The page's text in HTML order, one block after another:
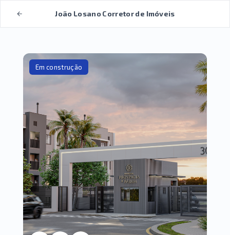
João Losano Corretor de Imóveis
Em construção